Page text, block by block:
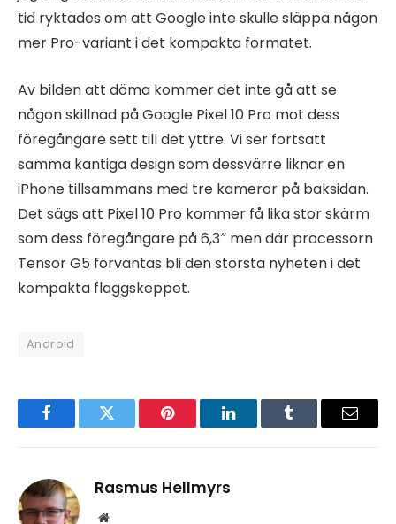
tid ryktades om att Google inte skulle släppa någon
mer Pro-variant i det kompakta formatet.
Av bilden att döma kommer det inte gå att se
någon skillnad på Google Pixel 10 Pro mot dess
föregångare sett till det yttre. Vi ser fortsatt
samma kantiga design som dessvärre liknar en
iPhone tillsammans med tre kameror på baksidan.
Det sägs att Pixel 10 Pro kommer få lika stor skärm
som dess föregångare på 6,3″ men där processorn
Tensor G5 förväntas bli den största nyheten i det
kompakta flaggskeppet.
Android
FacebookTwitter Pinterest LinkedInTumblr Email
Rasmus Hellmyrs
Website